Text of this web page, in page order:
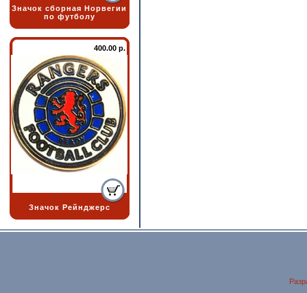
Значок сборная Норвегии
по футболу
400.00 р.
Значок Рейнджерс